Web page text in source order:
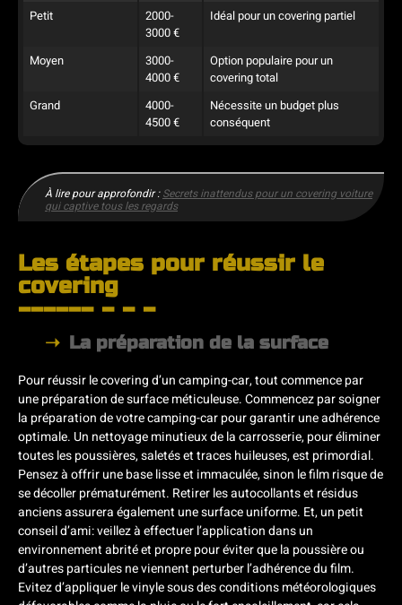
Petit
2000-
3000 €
Idéal pour un covering partiel
Moyen
3000-
4000 €
Option populaire pour un
covering total
Grand
4000-
4500 €
Nécessite un budget plus
conséquent
À lire pour approfondir :Secrets inattendus pour un covering voiture
qui captive tous les regards
Les étapes pour réussir le
covering
La préparation de la surface
Pour réussir le covering d’un camping-car, tout commence par
une préparation de surface méticuleuse. Commencez par soigner
la préparation de votre camping-car pour garantir une adhérence
optimale. Un nettoyage minutieux de la carrosserie, pour éliminer
toutes les poussières, saletés et traces huileuses, est primordial.
Pensez à offrir une base lisse et immaculée, sinon le film risque de
se décoller prématurément. Retirer les autocollants et résidus
anciens assurera également une surface uniforme. Et, un petit
conseil d’ami: veillez à effectuer l’application dans un
environnement abrité et propre pour éviter que la poussière ou
d’autres particules ne viennent perturber l’adhérence du film.
Evitez d’appliquer le vinyle sous des conditions météorologiques